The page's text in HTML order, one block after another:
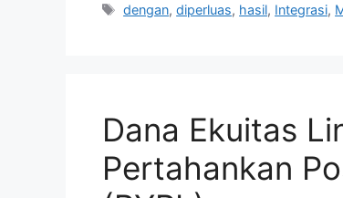
Tag
dengan,diperluas, hasil, Integrasi,
Dana Ekuitas
Pertahankan